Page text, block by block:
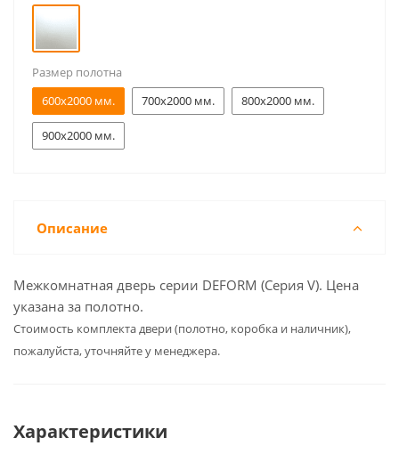
Размер полотна
600x2000 мм.
700x2000 мм. 800x2000 мм.
900x2000 мм.
Описание
Межкомнатная дверь серии DEFORM (Серия V). Цена
указана за полотно.
Cтоимость комплекта двери (полотно, коробка и наличник),
пожалуйста, уточняйте у менеджера.
Характеристики